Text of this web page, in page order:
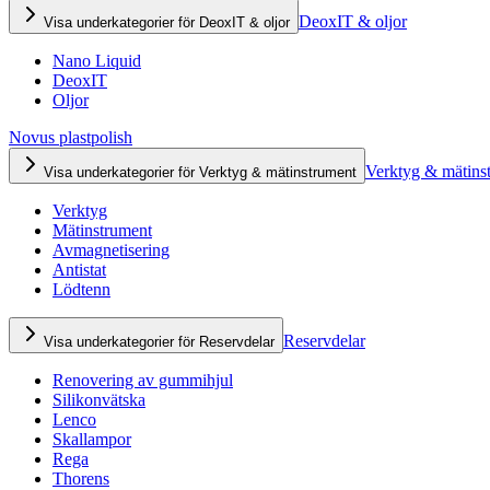
Visa underkategorier för DeoxIT & oljor DeoxIT & oljor
Nano Liquid
DeoxIT
Oljor
Novus plastpolish
Visa underkategorier för Verktyg & mätinstrument Verktyg &
Verktyg
Mätinstrument
Avmagnetisering
Antistat
Lödtenn
Visa underkategorier för Reservdelar Reservdelar
Renovering av gummihjul
Silikonvätska
Lenco
Skallampor
Rega
Thorens